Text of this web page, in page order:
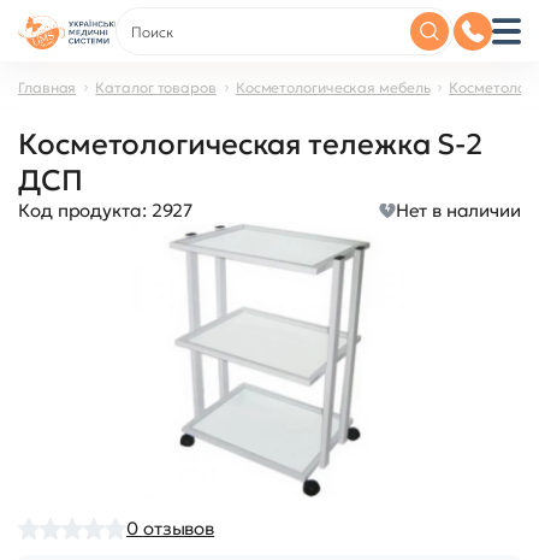
Главная Каталог товаров Косметологическая мебель
Косметологическая тележка S-2
ДСП
Код продукта: 2927 Нет в наличии
0 отзывов